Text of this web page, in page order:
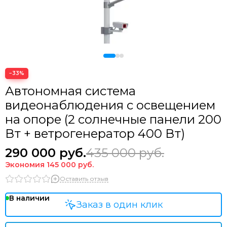
−33%
Автономная система
видеонаблюдения с освещением
на опоре (2 солнечные панели 200
Вт + ветрогенератор 400 Вт)
290 000 руб.435 000руб.
Экономия 145 000 руб.
Оставить отзыв
В наличии
Заказ в один клик